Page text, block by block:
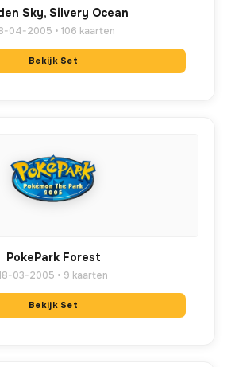
Sky, Silvery Ocean
04-2005 • 106 kaarten
Bekijk Set
PokePark Forest
03-2005 • 9 kaarten
Bekijk Set